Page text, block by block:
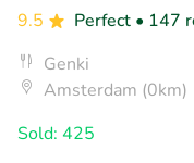
9.5
Perfect • 147
Genki
Amsterdam (0km)
Sold: 425